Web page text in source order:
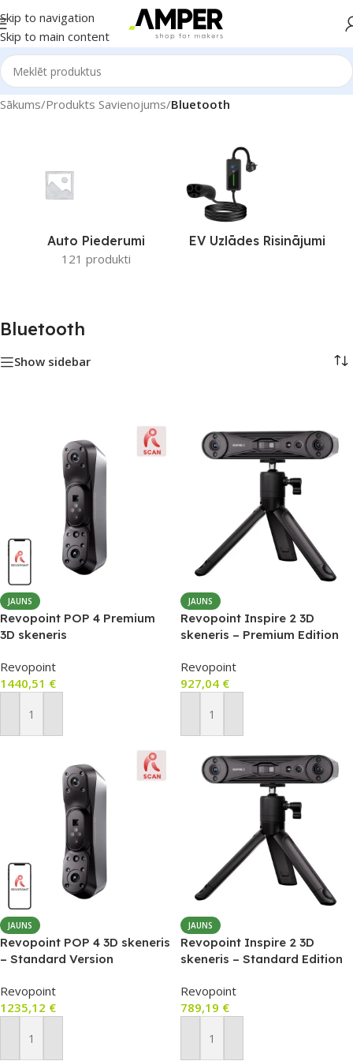
Skip to navigation
Skip to main content
Sākums/Produkts Savienojums/Bluetooth
Auto Piederumi
121 produkti
EV Uzlādes Risinājumi
Bluetooth
Show sidebar
JAUNS
Revopoint POP 4 Premium
3D skeneris
Revopoint
1440,51 €
Pievienot Grozam
JAUNS
Revopoint Inspire 2 3D
skeneris – Premium Edition
Revopoint
927,04 €
Pievienot Grozam
JAUNS
Revopoint POP 4 3D skeneris
– Standard Version
Revopoint
1235,12 €
Pievienot Grozam
JAUNS
Revopoint Inspire 2 3D
skeneris – Standard Edition
Revopoint
789,19 €
Pievienot Grozam